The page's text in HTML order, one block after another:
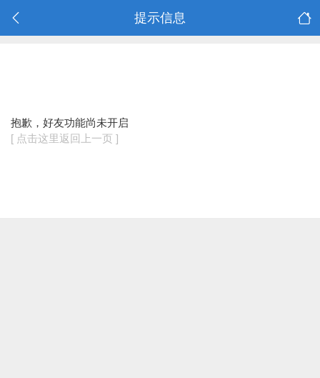
提示信息
抱歉，好友功能尚未开启
[ 点击这里返回上一页 ]